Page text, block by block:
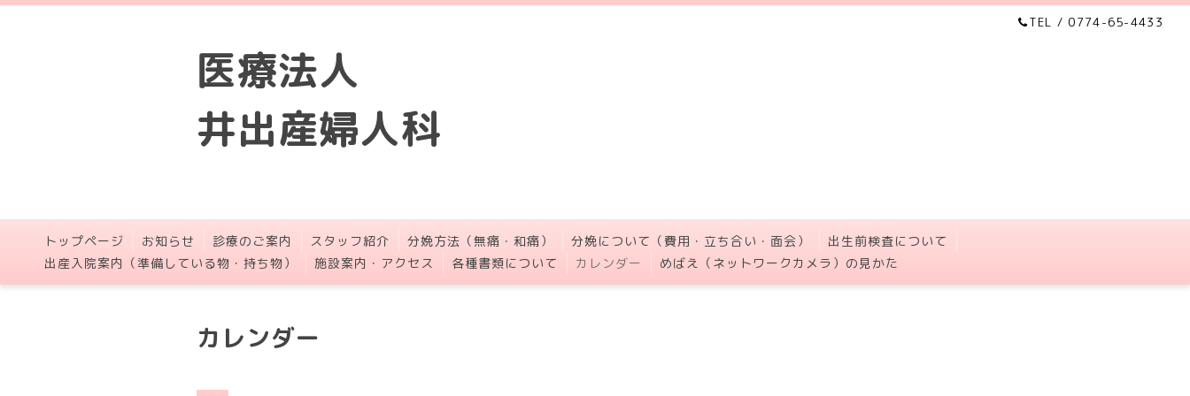
TEL / 0774-65-4433
医療法人
井出産婦人科
トップページ お知らせ 診療のご案内 スタッフ紹介 分娩方法（無痛・和痛） 分娩について（費用・立ち合い・面会）
出生前検査について
出産入院案内（準備している物・持ち物）
施設案内・アクセス 各種書類について カレンダー めばえ（ネットワークカメラ）の見かた
カレンダー